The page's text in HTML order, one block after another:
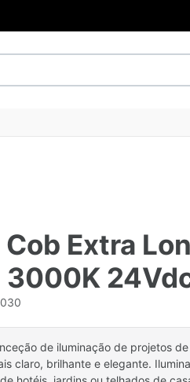
Extra
de iluminação de projetos
claro, brilhante e elegante.